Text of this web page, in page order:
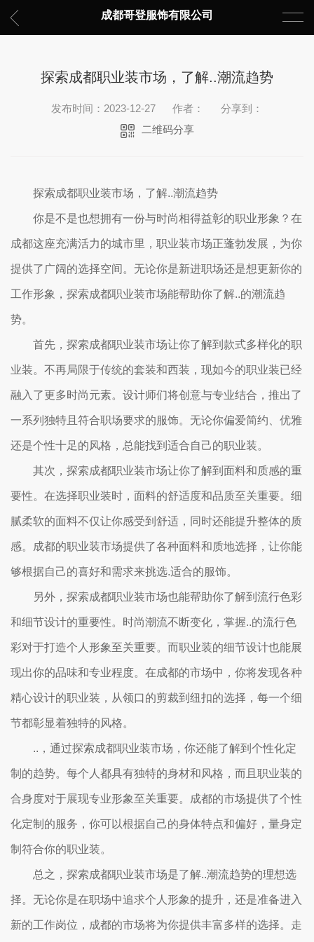
成都哥登服饰有限公司
探索成都职业装市场，了解..潮流趋势
发布时间：2023-12-27 作者：
分享到：
二维码分享
探索成都职业装市场，了解..潮流趋势
你是不是也想拥有一份与时尚相得益彰的职业形象？在
成都这座充满活力的城市里，职业装市场正蓬勃发展，为你
提供了广阔的选择空间。无论你是新进职场还是想更新你的
工作形象，探索成都职业装市场能帮助你了解..的潮流趋
势。
首先，探索成都职业装市场让你了解到款式多样化的职
业装。不再局限于传统的套装和西装，现如今的职业装已经
融入了更多时尚元素。设计师们将创意与专业结合，推出了
一系列独特且符合职场要求的服饰。无论你偏爱简约、优雅
还是个性十足的风格，总能找到适合自己的职业装。
其次，探索成都职业装市场让你了解到面料和质感的重
要性。在选择职业装时，面料的舒适度和品质至关重要。细
腻柔软的面料不仅让你感受到舒适，同时还能提升整体的质
感。成都的职业装市场提供了各种面料和质地选择，让你能
够根据自己的喜好和需求来挑选.适合的服饰。
另外，探索成都职业装市场也能帮助你了解到流行色彩
和细节设计的重要性。时尚潮流不断变化，掌握..的流行色
彩对于打造个人形象至关重要。而职业装的细节设计也能展
现出你的品味和专业程度。在成都的市场中，你将发现各种
精心设计的职业装，从领口的剪裁到纽扣的选择，每一个细
节都彰显着独特的风格。
..，通过探索成都职业装市场，你还能了解到个性化定
制的趋势。每个人都具有独特的身材和风格，而且职业装的
合身度对于展现专业形象至关重要。成都的市场提供了个性
化定制的服务，你可以根据自己的身体特点和偏好，量身定
制符合你的职业装。
总之，探索成都职业装市场是了解..潮流趋势的理想选
择。无论你是在职场中追求个人形象的提升，还是准备进入
新的工作岗位，成都的市场将为你提供丰富多样的选择。走